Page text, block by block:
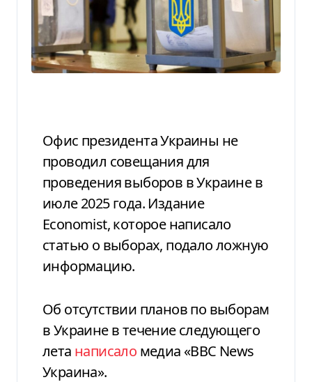
Офис президента Украины не
проводил совещания для
проведения выборов в Украине в
июле 2025 года. Издание
Economist, которое написало
статью о выборах, подало ложную
информацию.
Об отсутствии планов по выборам
в Украине в течение следующего
лета написало медиа «BBC News
Украина».